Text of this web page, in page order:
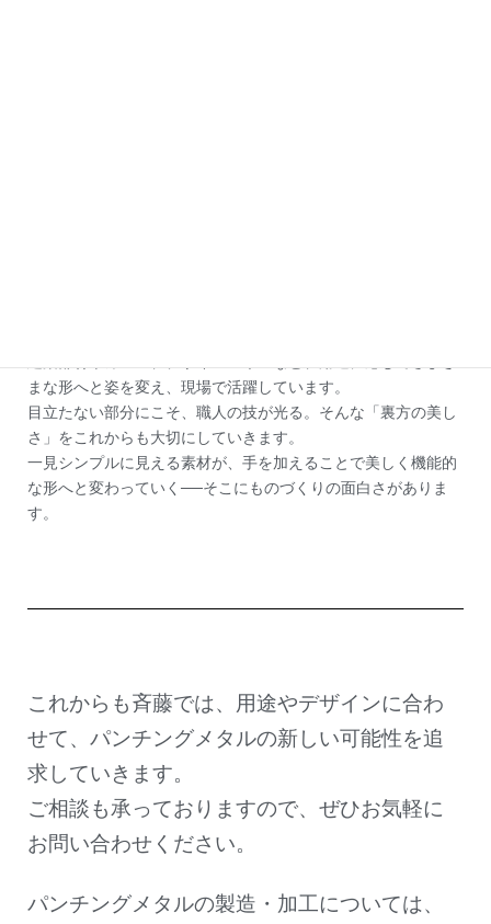
まな形へと姿を変え、現場で活躍しています。
目立たない部分にこそ、職人の技が光る。そんな「裏方の美し
さ」をこれからも大切にしていきます。
一見シンプルに見える素材が、手を加えることで美しく機能的
な形へと変わっていく──そこにものづくりの面白さがありま
す。
これからも斉藤では、用途やデザインに合わ
せて、パンチングメタルの新しい可能性を追
求していきます。
ご相談も承っておりますので、ぜひお気軽に
お問い合わせください。
パンチングメタルの製造・加工については、